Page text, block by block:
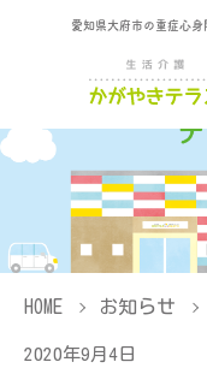
愛知県大府市の重症心
HOME お知らせ
2020年9月4日